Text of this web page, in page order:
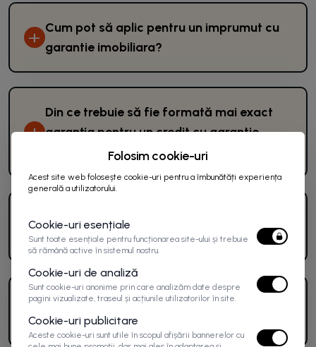
+ Cum pot să aplic pentru un imprumut cu
garantie imobiliara?
+
Din ce trebuie să fie formată mai exact
garanția pentru un credit cu garantie
imobiliara?
+ Pot înlocui creditul ipotecar cu împrumutul
cu garanție imobiliară?
Care este valoarea maximă pe care o pot
obține?
Folosim cookie-uri
Acest site web folosește cookie-uri pentru a îmbunătăți experiența
generală a utilizatorului.
Cookie-uri esențiale
Sunt toate esențiale pentru funcționarea site-ului și trebuie
să rămână active în sistemul nostru.
Cookie-uri de analiză
Sunt cookie-uri anonime prin care analizăm date despre
pagini vizualizate, traseul și acțiunile utilizatorilor în site.
Cookie-uri publicitare
Aceste cookie-uri sunt utile în scopul afișării bannerelor cu